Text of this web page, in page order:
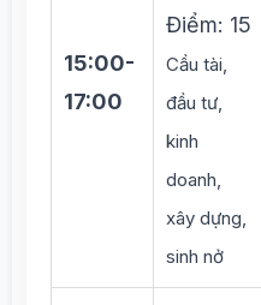
15:00-
17:00
Điểm: 15
Cầu tài,
đầu tư,
kinh
doanh,
xây dựng,
sinh nở